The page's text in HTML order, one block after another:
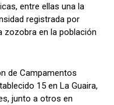
entre ellas una la
registrada por
zozobra en la población
de Campamentos
15 en La Guaira,
junto a otros en